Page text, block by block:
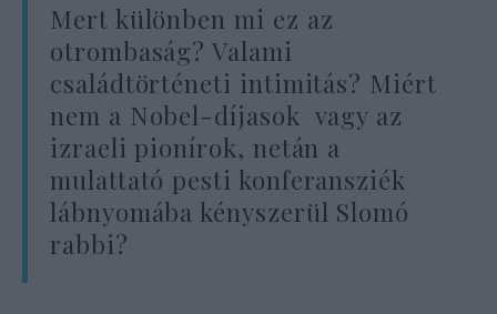
Mert különben mi ez az
otrombaság? Valami
családtörténeti intimitás? Miért
nem a Nobel-díjasok vagy az
izraeli pionírok, netán a
mulattató pesti konferansziék
lábnyomába kényszerül Slomó
rabbi?